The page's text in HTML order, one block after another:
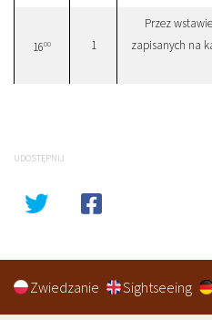
1600 1
Przez
zapisanych na
UDOSTĘPNIJ
Zwiedzanie Sightseeing